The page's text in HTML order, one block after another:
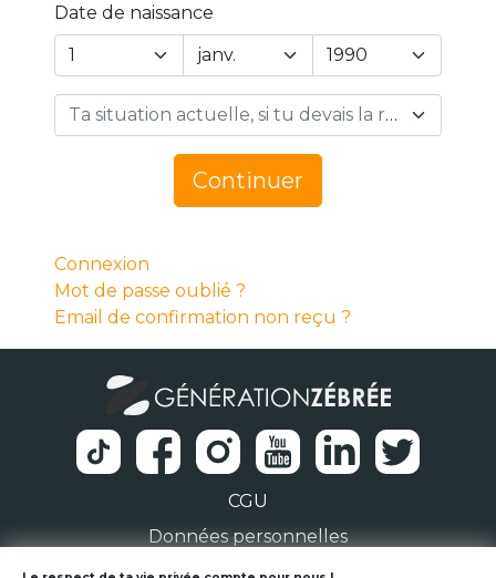
Date de naissance
Year
Day
Ta situation actuelle, si tu devais la résumer en 1 mot… *
Continuer
Connexion
Mot de passe oublié ?
Email de confirmation non reçu ?
CGU
Données personnelles